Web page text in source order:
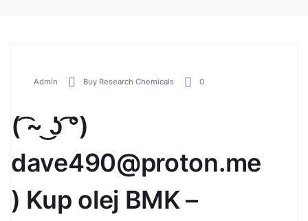
Admin Buy Research Chemicals 0
( ͡~ ͜ʖ ͡°)
dave490@proton.me
) Kup olej BMK –